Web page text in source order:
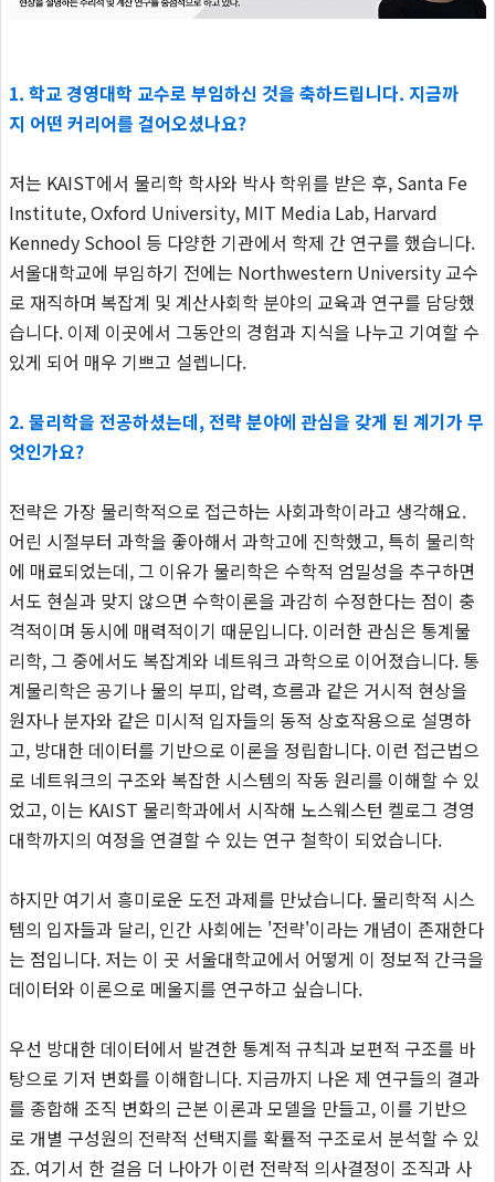
1. 학교 경영대학 교수로 부임하신 것을 축하드립니다. 지금까
지 어떤 커리어를 걸어오셨나요?
저는 KAIST에서 물리학 학사와 박사 학위를 받은 후, Santa Fe
Institute, Oxford University, MIT Media Lab, Harvard
Kennedy School 등 다양한 기관에서 학제 간 연구를 했습니다.
서울대학교에 부임하기 전에는 Northwestern University 교수
로 재직하며 복잡계 및 계산사회학 분야의 교육과 연구를 담당했
습니다. 이제 이곳에서 그동안의 경험과 지식을 나누고 기여할 수
있게 되어 매우 기쁘고 설렙니다.
2. 물리학을 전공하셨는데, 전략 분야에 관심을 갖게 된 계기가 무
엇인가요?
전략은 가장 물리학적으로 접근하는 사회과학이라고 생각해요.
어린 시절부터 과학을 좋아해서 과학고에 진학했고, 특히 물리학
에 매료되었는데, 그 이유가 물리학은 수학적 엄밀성을 추구하면
서도 현실과 맞지 않으면 수학이론을 과감히 수정한다는 점이 충
격적이며 동시에 매력적이기 때문입니다. 이러한 관심은 통계물
리학, 그 중에서도 복잡계와 네트워크 과학으로 이어졌습니다. 통
계물리학은 공기나 물의 부피, 압력, 흐름과 같은 거시적 현상을
원자나 분자와 같은 미시적 입자들의 동적 상호작용으로 설명하
고, 방대한 데이터를 기반으로 이론을 정립합니다. 이런 접근법으
로 네트워크의 구조와 복잡한 시스템의 작동 원리를 이해할 수 있
었고, 이는 KAIST 물리학과에서 시작해 노스웨스턴 켈로그 경영
대학까지의 여정을 연결할 수 있는 연구 철학이 되었습니다.
하지만 여기서 흥미로운 도전 과제를 만났습니다. 물리학적 시스
템의 입자들과 달리, 인간 사회에는 '전략'이라는 개념이 존재한다
는 점입니다. 저는 이 곳 서울대학교에서 어떻게 이 정보적 간극을
데이터와 이론으로 메울지를 연구하고 싶습니다.
우선 방대한 데이터에서 발견한 통계적 규칙과 보편적 구조를 바
탕으로 기저 변화를 이해합니다. 지금까지 나온 제 연구들의 결과
를 종합해 조직 변화의 근본 이론과 모델을 만들고, 이를 기반으
로 개별 구성원의 전략적 선택지를 확률적 구조로서 분석할 수 있
죠. 여기서 한 걸음 더 나아가 이런 전략적 의사결정이 조직과 사